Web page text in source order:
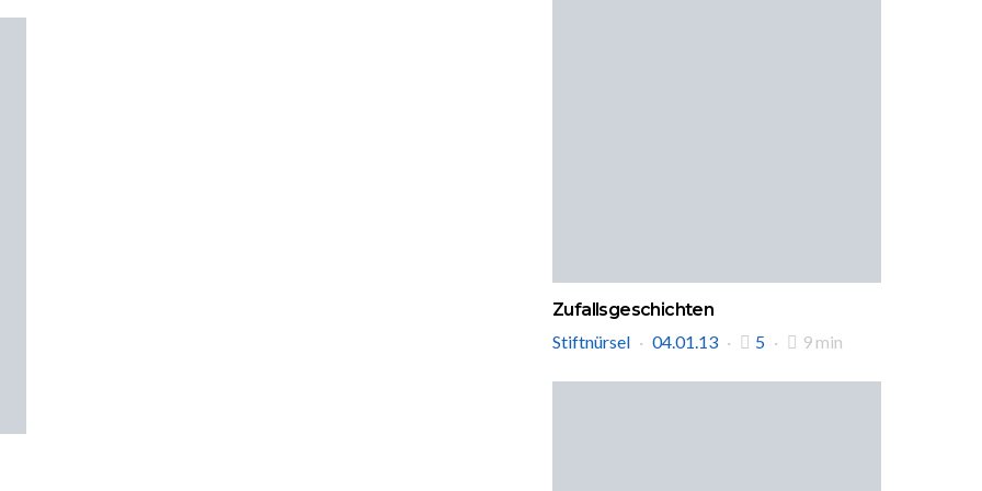
Zufallsgeschichten
Stiftnürsel
04.01.13 5 9 min